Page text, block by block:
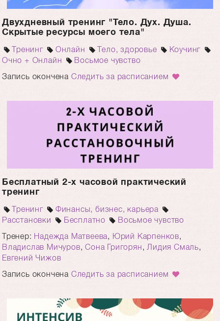
Двухдневный тренинг "Тело. Дух. Душа.
Скрытые ресурсы моего тела"
Тренинг Онлайн Тело, здоровье
Коучинг
Очно + Онлайн
Восьмое чувство
Запись окончена Следить за расписанием
Бесплатный 2-х часовой практический
тренинг
Тренинг
Финансы, бизнес, карьера
Расстановки
Бесплатно
Восьмое чувство
Тренер: Надежда Матвеева, Юрий Карпенков,
Владислав Мичуров,Сона Григорян, Лидия Смаль,
Евгений Чижов
Запись окончена Следить за расписанием